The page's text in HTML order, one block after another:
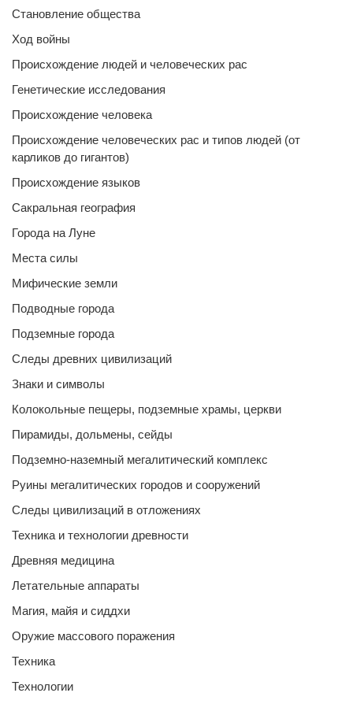
Становление общества
Ход войны
Происхождение людей и человеческих рас
Генетические исследования
Происхождение человека
Происхождение человеческих рас и типов людей (от
карликов до гигантов)
Происхождение языков
Сакральная география
Города на Луне
Места силы
Мифические земли
Подводные города
Подземные города
Следы древних цивилизаций
Знаки и символы
Колокольные пещеры, подземные храмы, церкви
Пирамиды, дольмены, сейды
Подземно-наземный мегалитический комплекс
Руины мегалитических городов и сооружений
Следы цивилизаций в отложениях
Техника и технологии древности
Древняя медицина
Летательные аппараты
Магия, майя и сиддхи
Оружие массового поражения
Техника
Технологии